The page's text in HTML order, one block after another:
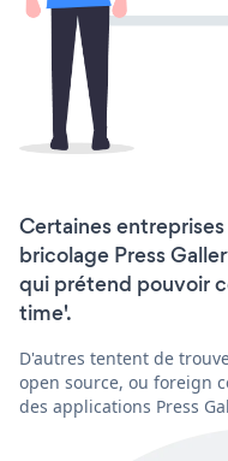
Certaines
bricolage Press
qui prétend pouvoir
time'.
D'autres tentent de
open source, ou foreign
des applications Press